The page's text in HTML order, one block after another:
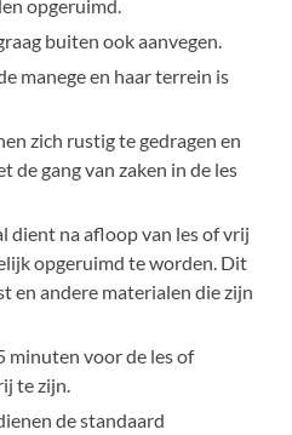
opgeruimd.
buiten ook aanvegen.
manege en haar terrein is
zich rustig te gedragen en
de gang van zaken in de les
dient na afloop van les of vrij
opgeruimd te worden. Dit
en andere materialen die zijn
minuten voor de les of
te zijn.
de standaard